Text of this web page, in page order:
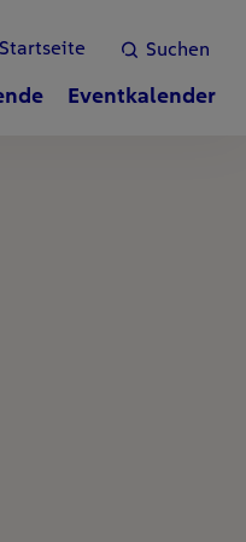
Suchen
Eventkalender